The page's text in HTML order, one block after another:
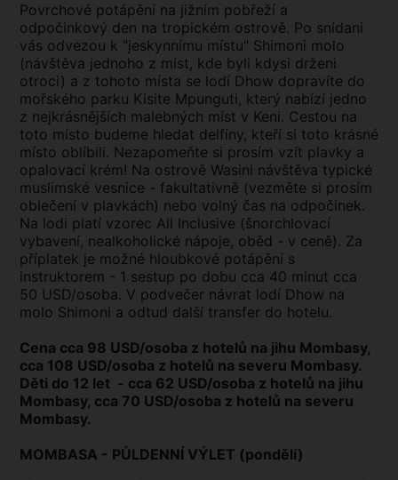
Povrchové potápění na jižním pobřeží a
odpočinkový den na tropickém ostrově. Po snídani
vás odvezou k "jeskynnímu místu" Shimoni molo
(návštěva jednoho z míst, kde byli kdysi drženi
otroci) a z tohoto místa se lodí Dhow dopravíte do
mořského parku Kisite Mpunguti, který nabízí jedno
z nejkrásnějších malebných míst v Keni. Cestou na
toto místo budeme hledat delfíny, kteří si toto krásné
místo oblíbili. Nezapomeňte si prosím vzít plavky a
opalovací krém! Na ostrově Wasini návštěva typické
muslimské vesnice - fakultativně (vezměte si prosím
oblečení v plavkách) nebo volný čas na odpočinek.
Na lodi platí vzorec All Inclusive (šnorchlovací
vybavení, nealkoholické nápoje, oběd - v ceně). Za
příplatek je možné hloubkové potápění s
instruktorem - 1 sestup po dobu cca 40 minut cca
50 USD/osoba. V podvečer návrat lodí Dhow na
molo Shimoni a odtud další transfer do hotelu.
Cena cca 98 USD/osoba z hotelů na jihu Mombasy,
cca 108 USD/osoba z hotelů na severu Mombasy.
Děti do 12 let - cca 62 USD/osoba z hotelů na jihu
Mombasy, cca 70 USD/osoba z hotelů na severu
Mombasy.
MOMBASA - PŮLDENNÍ VÝLET (pondělí)